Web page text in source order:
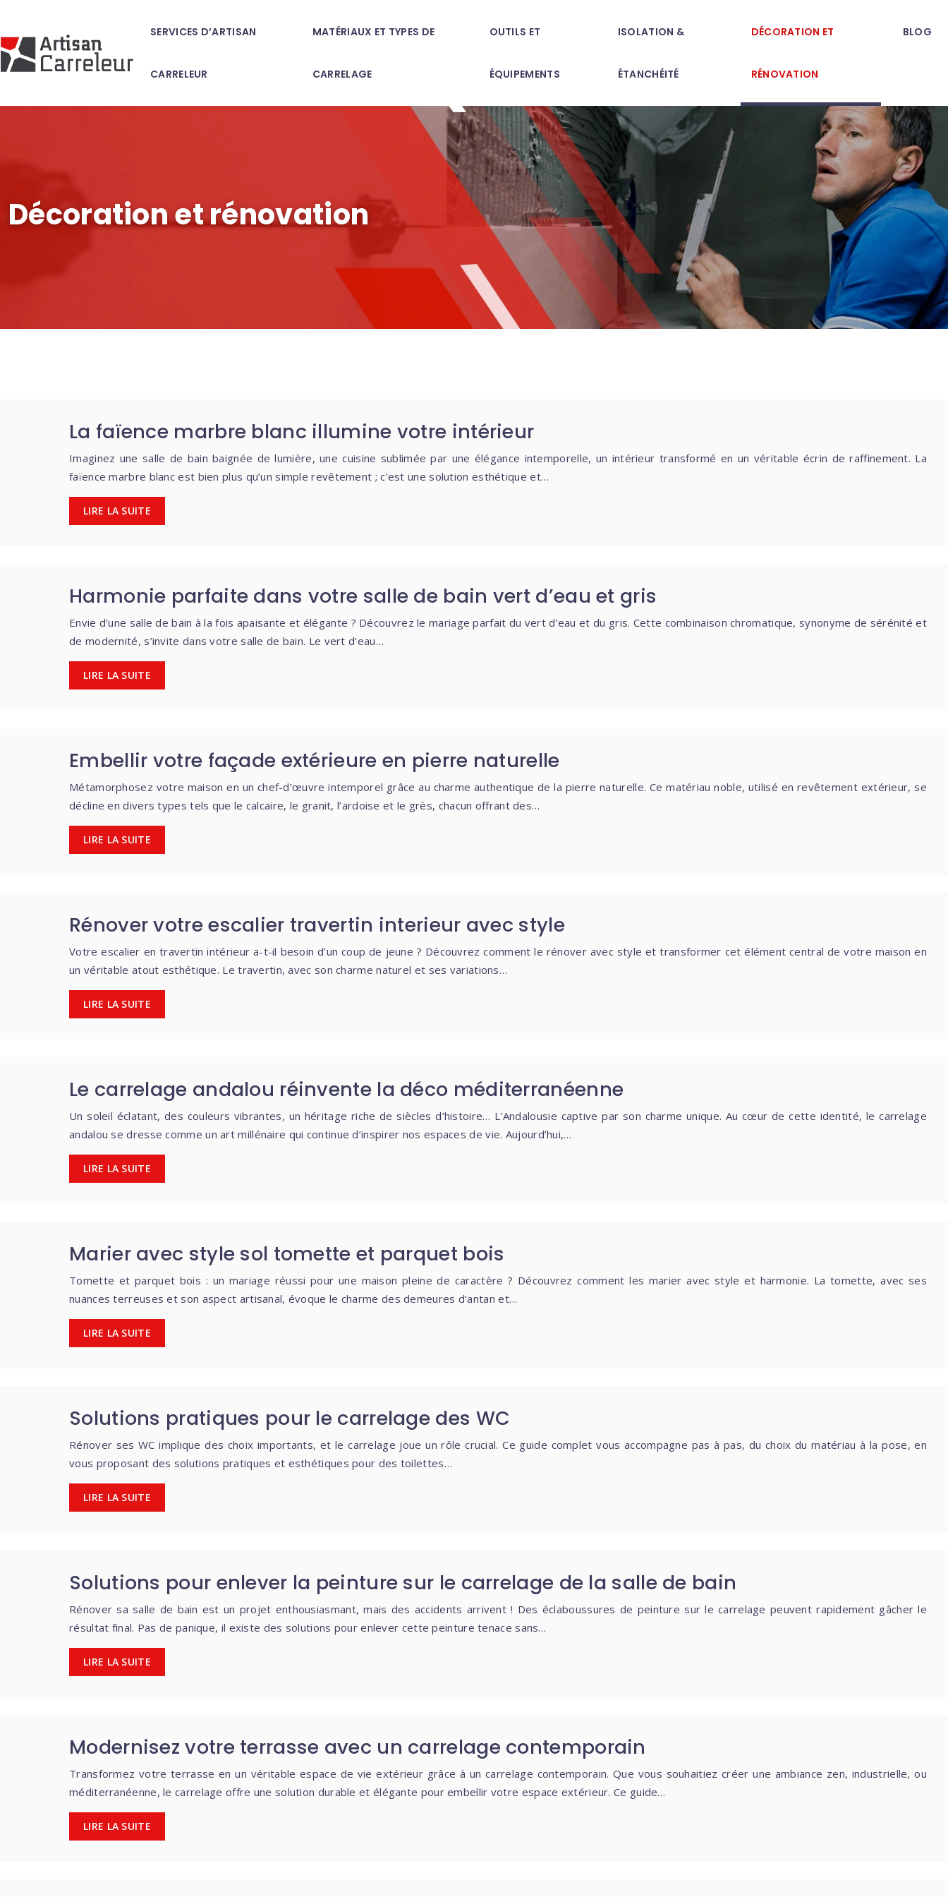
SERVICES D’ARTISAN
CARRELEUR
MATÉRIAUX ET TYPES DE
CARRELAGE
OUTILS ET
ÉQUIPEMENTS
ISOLATION &
ÉTANCHÉITÉ
DÉCORATION ET
RÉNOVATION
BLOG
Décoration et rénovation
La faïence marbre blanc illumine votre intérieur
Imaginez une salle de bain baignée de lumière, une cuisine sublimée par une élégance intemporelle, un intérieur transformé en un véritable écrin de raffinement. La
faïence marbre blanc est bien plus qu’un simple revêtement ; c’est une solution esthétique et…
LIRE LA SUITE
Harmonie parfaite dans votre salle de bain vert d’eau et gris
Envie d’une salle de bain à la fois apaisante et élégante ? Découvrez le mariage parfait du vert d’eau et du gris. Cette combinaison chromatique, synonyme de sérénité et
de modernité, s’invite dans votre salle de bain. Le vert d’eau…
LIRE LA SUITE
Embellir votre façade extérieure en pierre naturelle
Métamorphosez votre maison en un chef-d’œuvre intemporel grâce au charme authentique de la pierre naturelle. Ce matériau noble, utilisé en revêtement extérieur, se
décline en divers types tels que le calcaire, le granit, l’ardoise et le grès, chacun offrant des…
LIRE LA SUITE
Rénover votre escalier travertin interieur avec style
Votre escalier en travertin intérieur a-t-il besoin d’un coup de jeune ? Découvrez comment le rénover avec style et transformer cet élément central de votre maison en
un véritable atout esthétique. Le travertin, avec son charme naturel et ses variations…
LIRE LA SUITE
Le carrelage andalou réinvente la déco méditerranéenne
Un soleil éclatant, des couleurs vibrantes, un héritage riche de siècles d’histoire… L’Andalousie captive par son charme unique. Au cœur de cette identité, le carrelage
andalou se dresse comme un art millénaire qui continue d’inspirer nos espaces de vie. Aujourd’hui,…
LIRE LA SUITE
Marier avec style sol tomette et parquet bois
Tomette et parquet bois : un mariage réussi pour une maison pleine de caractère ? Découvrez comment les marier avec style et harmonie. La tomette, avec ses
nuances terreuses et son aspect artisanal, évoque le charme des demeures d’antan et…
LIRE LA SUITE
Solutions pratiques pour le carrelage des WC
Rénover ses WC implique des choix importants, et le carrelage joue un rôle crucial. Ce guide complet vous accompagne pas à pas, du choix du matériau à la pose, en
vous proposant des solutions pratiques et esthétiques pour des toilettes…
LIRE LA SUITE
Solutions pour enlever la peinture sur le carrelage de la salle de bain
Rénover sa salle de bain est un projet enthousiasmant, mais des accidents arrivent ! Des éclaboussures de peinture sur le carrelage peuvent rapidement gâcher le
résultat final. Pas de panique, il existe des solutions pour enlever cette peinture tenace sans…
LIRE LA SUITE
Modernisez votre terrasse avec un carrelage contemporain
Transformez votre terrasse en un véritable espace de vie extérieur grâce à un carrelage contemporain. Que vous souhaitiez créer une ambiance zen, industrielle, ou
méditerranéenne, le carrelage offre une solution durable et élégante pour embellir votre espace extérieur. Ce guide…
LIRE LA SUITE